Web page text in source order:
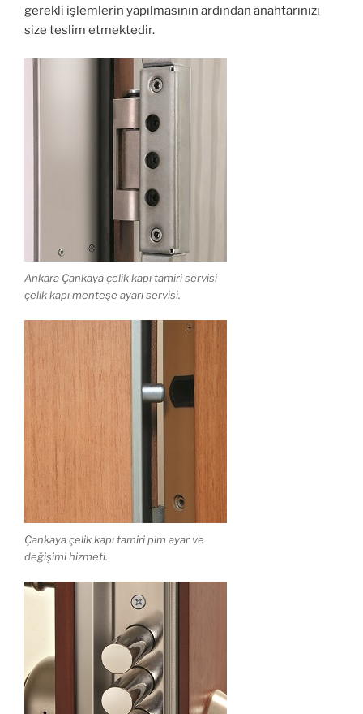
gerekli işlemlerin yapılmasının ardından anahtarınızı
size teslim etmektedir.
Ankara Çankaya çelik kapı tamiri servisi
çelik kapı menteşe ayarı servisi.
Çankaya çelik kapı tamiri pim ayar ve
değişimi hizmeti.